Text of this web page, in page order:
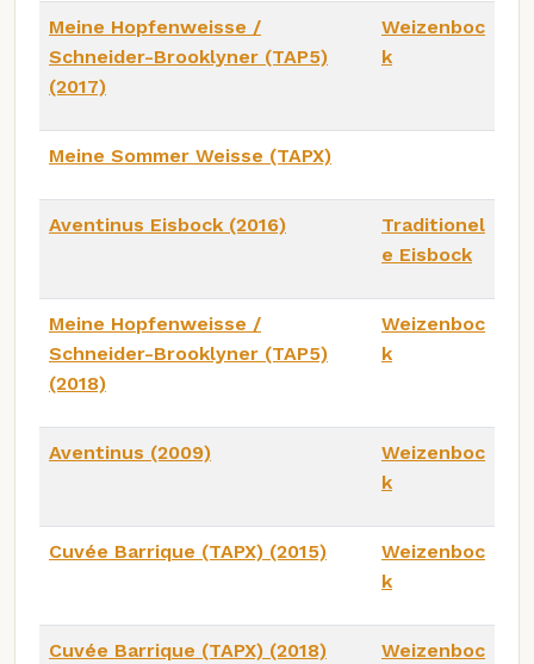
Meine Hopfenweisse /
Schneider-Brooklyner (TAP5)
(2017)
Weizenboc
k
Meine Sommer Weisse (TAPX)
Aventinus Eisbock (2016)
Traditionel
e Eisbock
Meine Hopfenweisse /
Schneider-Brooklyner (TAP5)
(2018)
Weizenboc
k
Aventinus (2009)
Weizenboc
k
Cuvée Barrique (TAPX) (2015)
Weizenboc
k
Cuvée Barrique (TAPX) (2018)
Weizenboc